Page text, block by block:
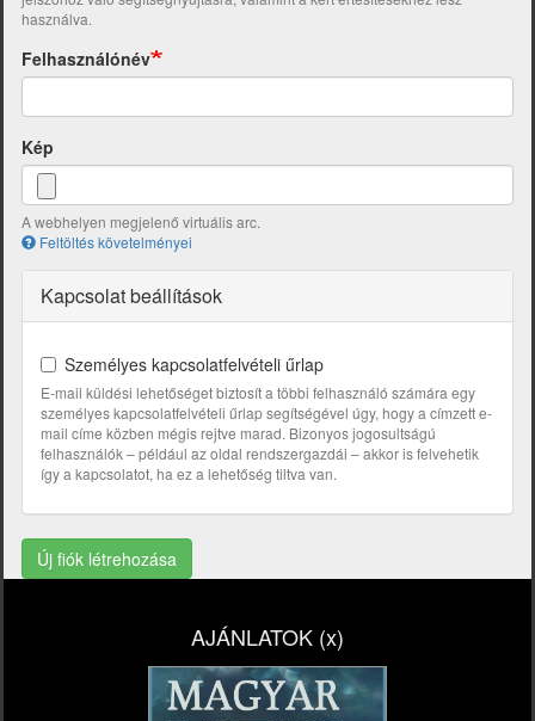
használva.
Felhasználónév
Kép
A webhelyen megjelenő virtuális arc.
Feltöltés követelményei
Kapcsolat beállítások
Személyes kapcsolatfelvételi űrlap
E-mail küldési lehetőséget biztosít a többi felhasználó számára egy
személyes kapcsolatfelvételi űrlap segítségével úgy, hogy a címzett e-
mail címe közben mégis rejtve marad. Bizonyos jogosultságú
felhasználók – például az oldal rendszergazdái – akkor is felvehetik
így a kapcsolatot, ha ez a lehetőség tiltva van.
Új fiók létrehozása
AJÁNLATOK (x)